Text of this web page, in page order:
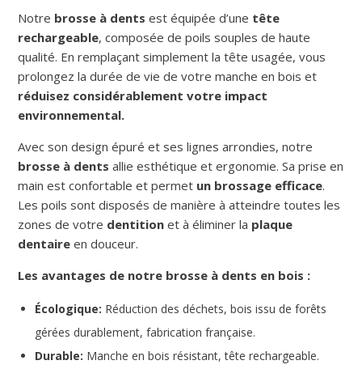
Notre brosse à dents est équipée d’une tête
rechargeable, composée de poils souples de haute
qualité. En remplaçant simplement la tête usagée, vous
prolongez la durée de vie de votre manche en bois et
réduisez considérablement votre impact
environnemental.
Avec son design épuré et ses lignes arrondies, notre
brosse à dents allie esthétique et ergonomie. Sa prise en
main est confortable et permet un brossage efficace.
Les poils sont disposés de manière à atteindre toutes les
zones de votre dentition et à éliminer la plaque
dentaire en douceur.
Les avantages de notre brosse à dents en bois :
Écologique: Réduction des déchets, bois issu de forêts
gérées durablement, fabrication française.
Durable: Manche en bois résistant, tête rechargeable.